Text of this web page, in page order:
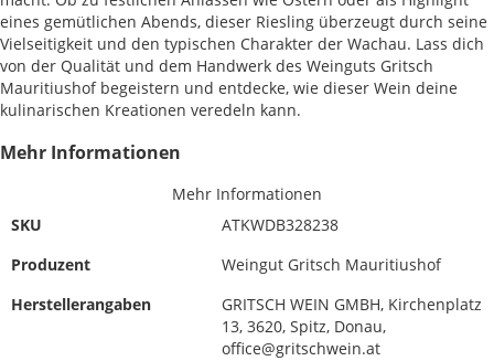
eines gemütlichen Abends, dieser Riesling überzeugt durch seine
Vielseitigkeit und den typischen Charakter der Wachau. Lass dich
von der Qualität und dem Handwerk des Weinguts Gritsch
Mauritiushof begeistern und entdecke, wie dieser Wein deine
kulinarischen Kreationen veredeln kann.
Mehr Informationen
Mehr Informationen
SKU
ATKWDB328238
Produzent
Weingut Gritsch Mauritiushof
Herstellerangaben
GRITSCH WEIN GMBH, Kirchenplatz
13, 3620, Spitz, Donau,
office@gritschwein.at